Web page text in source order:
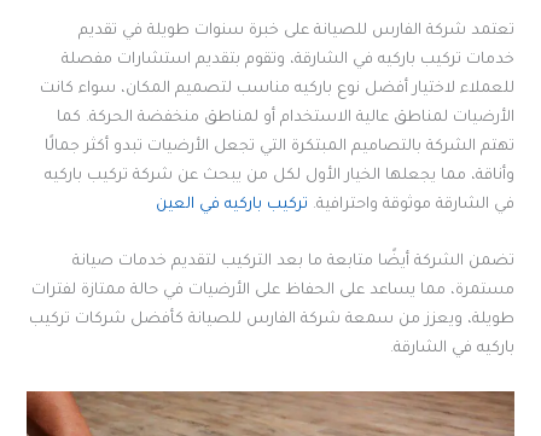
تعتمد شركة الفارس للصيانة على خبرة سنوات طويلة في تقديم
خدمات تركيب باركيه في الشارقة، وتقوم بتقديم استشارات مفصلة
للعملاء لاختيار أفضل نوع باركيه مناسب لتصميم المكان، سواء كانت
الأرضيات لمناطق عالية الاستخدام أو لمناطق منخفضة الحركة. كما
تهتم الشركة بالتصاميم المبتكرة التي تجعل الأرضيات تبدو أكثر جمالًا
وأناقة، مما يجعلها الخيار الأول لكل من يبحث عن شركة تركيب باركيه
في الشارقة موثوقة واحترافية. تركيب باركيه في العين
تضمن الشركة أيضًا متابعة ما بعد التركيب لتقديم خدمات صيانة
مستمرة، مما يساعد على الحفاظ على الأرضيات في حالة ممتازة لفترات
طويلة، ويعزز من سمعة شركة الفارس للصيانة كأفضل شركات تركيب
باركيه في الشارقة.